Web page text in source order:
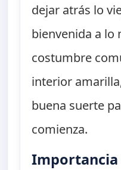
dejar atrás lo
bienvenida a lo
costumbre
interior
buena suerte
comienza.